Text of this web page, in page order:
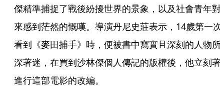
傑精準捕捉了戰後紛擾世界的景象，以及社會青年對
來感到茫然的慨嘆。導演丹尼史莊表示，14歲第一次
看到《麥田捕手》時，便被書中寫實且深刻的人物所
深著迷，在買到沙林傑個人傳記的版權後，他立刻著
進行這部電影的改編。